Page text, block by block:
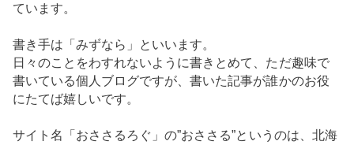
ています。
書き手は「みずなら」といいます。
日々のことをわすれないように書きとめて、ただ趣味で
書いている個人ブログですが、書いた記事が誰かのお役
にたてば嬉しいです。
サイト名「おささるろぐ」の”おささる”というのは、北海